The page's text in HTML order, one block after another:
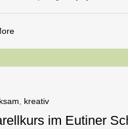
kreativ
im Eutiner